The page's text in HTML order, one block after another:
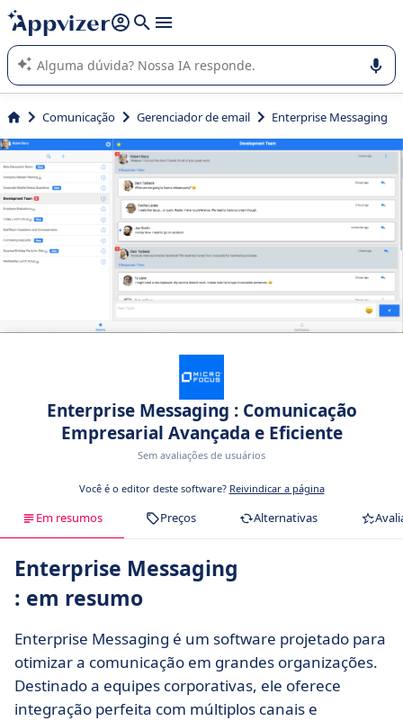
de nossa IA (várias linhas com
A IA do Appvizer o orienta no uso ou na seleção de software
SaaS para sua empresa.
Comunicação Gerenciador de email Enterprise Messaging
Enterprise Messaging : Comunicação
Empresarial Avançada e Eficiente
Sem avaliações de usuários
Você é o editor deste software? Reivindicar a página
Em resumos Preços Alternativas
Enterprise Messaging
: em resumo
Enterprise Messaging é um software projetado para
otimizar a comunicação em grandes organizações.
Destinado a equipes corporativas, ele oferece
integração perfeita com múltiplos canais e